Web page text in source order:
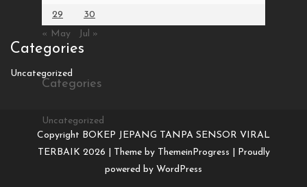
29
30
« May
Jul »
Categories
Uncategorized
Categories
Uncategorized
Copyright BOKEP JEPANG TANPA SENSOR VIRAL
TERBAIK 2026 |
Theme by ThemeinProgress
Proudly
powered by WordPress